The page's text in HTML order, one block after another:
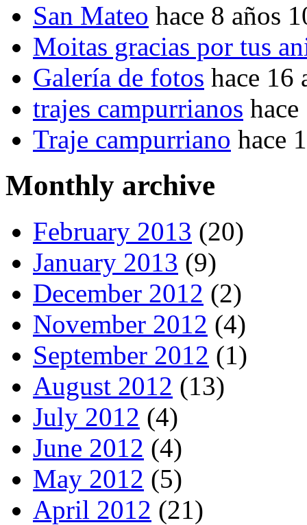
San Mateo hace 8 años
Moitas gracias por tus
Galería de fotos hace 16
trajes campurrianos
Traje campurriano hace
Monthly archive
February 2013 (20)
January 2013 (9)
December 2012 (2)
November 2012 (4)
September 2012 (1)
August 2012 (13)
July 2012 (4)
June 2012 (4)
May 2012 (5)
April 2012 (21)